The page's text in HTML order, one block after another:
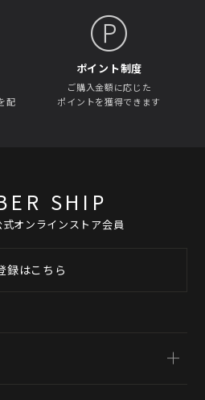
配
ポイント制度
ご購入金額に応じた
ポイントを獲得できます
SHIP
オンラインストア会員
録はこちら